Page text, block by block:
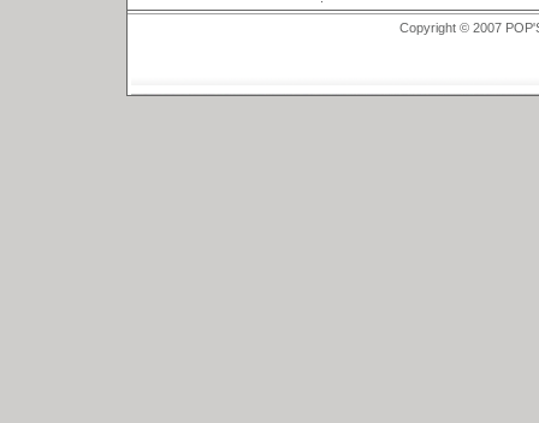
Copyright © 2007